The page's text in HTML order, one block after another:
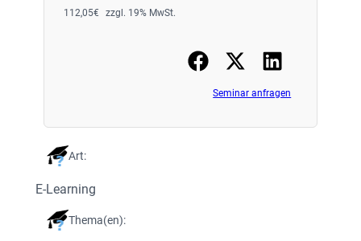
112,05€ zzgl. 19% MwSt.
Seminar anfragen
Art:
E-Learning
Thema(en):